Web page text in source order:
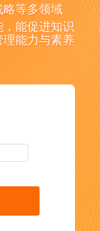
等多领域
能促进知识
能力与素养